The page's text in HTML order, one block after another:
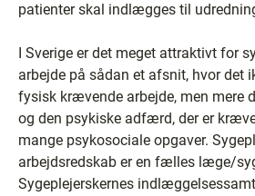
patienter skal indlægges til
I Sverige er det meget attraktivt for
arbejde på sådan et afsnit, hvor det
fysisk krævende arbejde, men mere
og den psykiske adfærd, der er
mange psykosociale opgaver.
arbejdsredskab er en fælles læge/
Sygeplejerskernes